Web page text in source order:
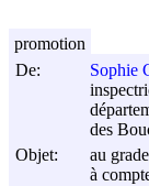
De:
Sophie
des
Objet:
au
à
promotion